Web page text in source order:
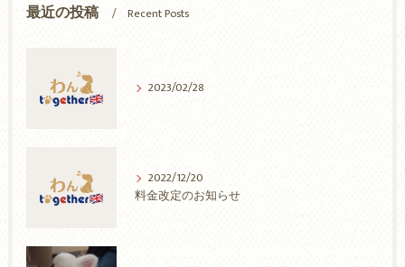
最近の投稿 Recent Posts
2023/02/28
2022/12/20
料金改定のお知らせ